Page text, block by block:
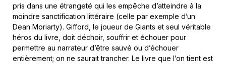
pris dans une étrangeté qui les empêche d’atteindre à la
moindre sanctification littéraire (celle par exemple d’un
Dean Moriarty). Gifford, le joueur de Giants et seul véritable
héros du livre, doit déchoir, souffrir et échouer pour
permettre au narrateur d’être sauvé ou d’échouer
entièrement; on ne saurait trancher. Le livre que l’on tient est